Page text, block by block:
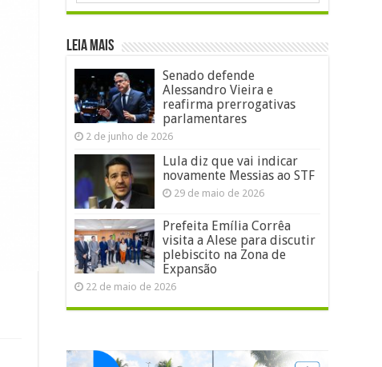
LEIA MAIS
Senado defende
Alessandro Vieira e
reafirma prerrogativas
parlamentares
2 de junho de 2026
Lula diz que vai indicar
novamente Messias ao STF
29 de maio de 2026
Prefeita Emília Corrêa
visita a Alese para discutir
plebiscito na Zona de
Expansão
22 de maio de 2026